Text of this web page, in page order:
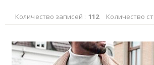
Количество записей : 112 Количество